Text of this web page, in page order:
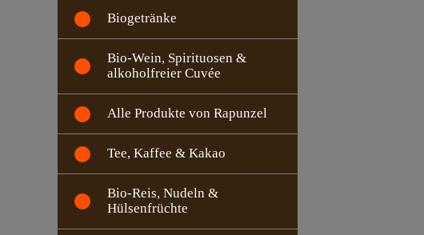
Biogetränke
Bio-Wein, Spirituosen &
alkoholfreier Cuvée
Alle Produkte von Rapunzel
Tee, Kaffee & Kakao
Bio-Reis, Nudeln &
Hülsenfrüchte